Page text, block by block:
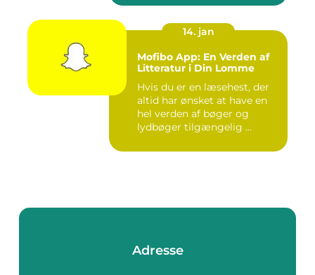
14. jan
Mofibo App: En Verden af
Litteratur i Din Lomme
Hvis du er en læsehest, der
altid har ønsket at have en
hel verden af bøger og
lydbøger tilgængelig ...
Adresse